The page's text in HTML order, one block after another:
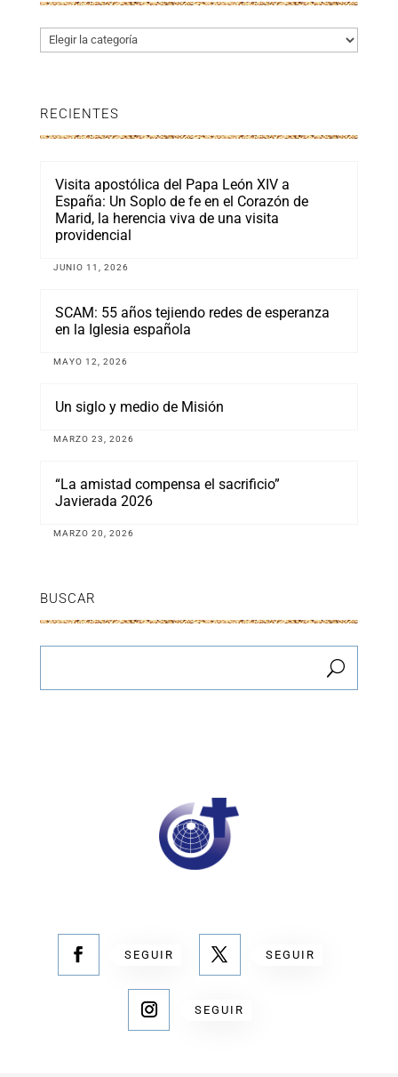
Categorías
RECIENTES
Visita apostólica del Papa León XIV a
España: Un Soplo de fe en el Corazón de
Marid, la herencia viva de una visita
providencial
JUNIO 11, 2026
SCAM: 55 años tejiendo redes de esperanza
en la Iglesia española
MAYO 12, 2026
Un siglo y medio de Misión
MARZO 23, 2026
“La amistad compensa el sacrificio”
Javierada 2026
MARZO 20, 2026
BUSCAR
SEGUIR SEGUIR
SEGUIR